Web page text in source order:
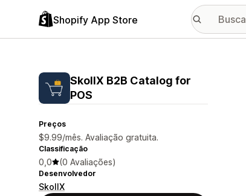
Shopify App Store
SkollX B2B Catalog for
POS
Preços
$9.99/mês. Avaliação gratuita.
Classificação
0,0 (0 Avaliações)
Desenvolvedor
SkollX